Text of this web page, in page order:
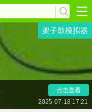
架子鼓模拟器
点击查看
2025-07-18 17:21